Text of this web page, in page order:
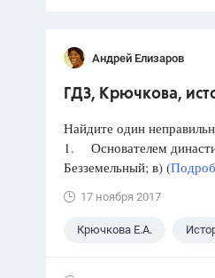
Андрей Елизаров
ГДЗ, Крючкова,
Найдите один
1. Основателем
Безземельный; в) (
17 ноября 2017
Крючкова Е.А.